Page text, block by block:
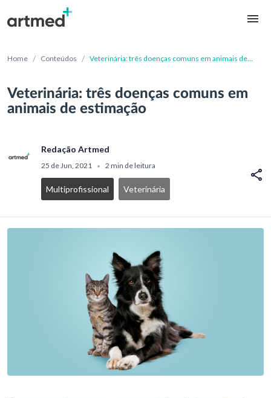
Home / Conteúdos / Veterinária: três doenças comuns em animais de
Veterinária: três doenças comuns em
animais de estimação
Redação Artmed
25 de Jun, 2021 • 2 min de leitura
Multiprofissional Veterinária